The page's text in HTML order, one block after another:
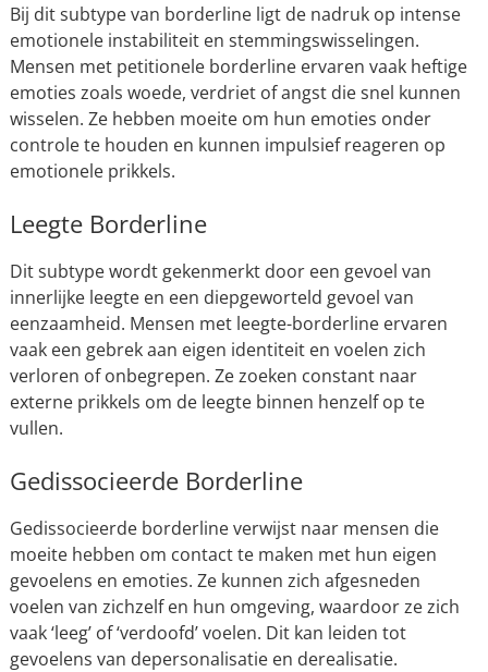
Bij dit subtype van borderline ligt de nadruk op intense
emotionele instabiliteit en stemmingswisselingen.
Mensen met petitionele borderline ervaren vaak heftige
emoties zoals woede, verdriet of angst die snel kunnen
wisselen. Ze hebben moeite om hun emoties onder
controle te houden en kunnen impulsief reageren op
emotionele prikkels.
Leegte Borderline
Dit subtype wordt gekenmerkt door een gevoel van
innerlijke leegte en een diepgeworteld gevoel van
eenzaamheid. Mensen met leegte-borderline ervaren
vaak een gebrek aan eigen identiteit en voelen zich
verloren of onbegrepen. Ze zoeken constant naar
externe prikkels om de leegte binnen henzelf op te
vullen.
Gedissocieerde Borderline
Gedissocieerde borderline verwijst naar mensen die
moeite hebben om contact te maken met hun eigen
gevoelens en emoties. Ze kunnen zich afgesneden
voelen van zichzelf en hun omgeving, waardoor ze zich
vaak ‘leeg’ of ‘verdoofd’ voelen. Dit kan leiden tot
gevoelens van depersonalisatie en derealisatie.